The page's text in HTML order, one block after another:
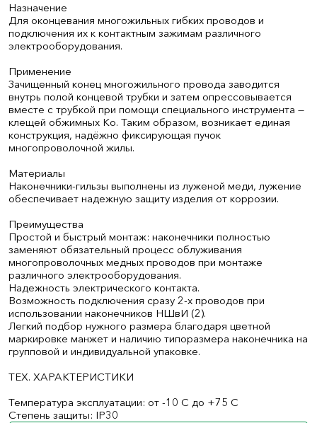
Назначение
Для оконцевания многожильных гибких проводов и
подключения их к контактным зажимам различного
электрооборудования.
Применение
Зачищенный конец многожильного провода заводится
внутрь полой концевой трубки и затем опрессовывается
вместе с трубкой при помощи специального инструмента —
клещей обжимных Ко. Таким образом, возникает единая
конструкция, надёжно фиксирующая пучок
многопроволочной жилы.
Материалы
Наконечники-гильзы выполнены из луженой меди, лужение
обеспечивает надежную защиту изделия от коррозии.
Преимущества
Простой и быстрый монтаж: наконечники полностью
заменяют обязательный процесс облуживания
многопроволочных медных проводов при монтаже
различного электрооборудования.
Надежность электрического контакта.
Возможность подключения сразу 2-х проводов при
использовании наконечников НШвИ (2).
Легкий подбор нужного размера благодаря цветной
маркировке манжет и наличию типоразмера наконечника на
групповой и индивидуальной упаковке.
ТЕХ. ХАРАКТЕРИСТИКИ
Температура эксплуатации: от -10 С до +75 С
Степень защиты: IP30